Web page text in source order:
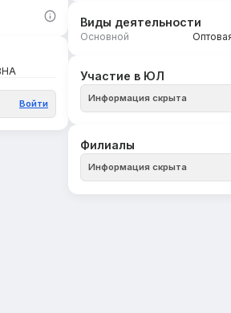
Войти
Виды деятельности
Основной
Участие в ЮЛ
Информация скрыта
Филиалы
Информация скрыта